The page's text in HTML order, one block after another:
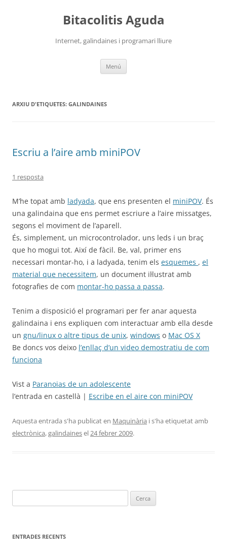
Bitacolitis Aguda
Internet, galindaines i programari lliure
Menú
ARXIU D'ETIQUETES: GALINDAINES
Escriu a l’aire amb miniPOV
1 resposta
M’he topat amb ladyada, que ens presenten el miniPOV. És
una galindaina que ens permet escriure a l’aire missatges,
segons el moviment de l’aparell.
És, simplement, un microcontrolador, uns leds i un braç
que ho mogui tot. Així de fàcil. Be, val, primer ens
necessari montar-ho, i a ladyada, tenim els esquemes , el
material que necessitem, un document il·lustrat amb
fotografies de com montar-ho passa a passa.
Tenim a disposició el programari per fer anar aquesta
galindaina i ens expliquen com interactuar amb ella desde
un gnu/linux o altre tipus de unix, windows o Mac OS X
Be doncs vos deixo l’enllaç d’un video demostratiu de com
funciona
Vist a Paranoias de un adolescente
l’entrada en castellà | Escribe en el aire con miniPOV
Aquesta entrada s'ha publicat en Maquinària i s'ha etiquetat amb
electrònica,galindainesel24 febrer 2009.
ENTRADES RECENTS